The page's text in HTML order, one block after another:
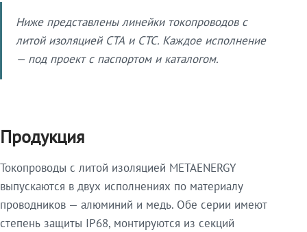
Ниже представлены линейки токопроводов с
литой изоляцией СТА и СТС. Каждое исполнение
— под проект с паспортом и каталогом.
Продукция
Токопроводы с литой изоляцией METAENERGY
выпускаются в двух исполнениях по материалу
проводников — алюминий и медь. Обе серии имеют
степень защиты IP68, монтируются из секций